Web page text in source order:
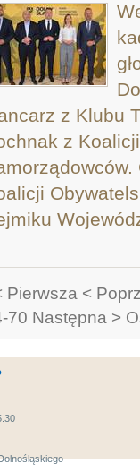
z Klubu
z
Pierwsza <
70 Następna >